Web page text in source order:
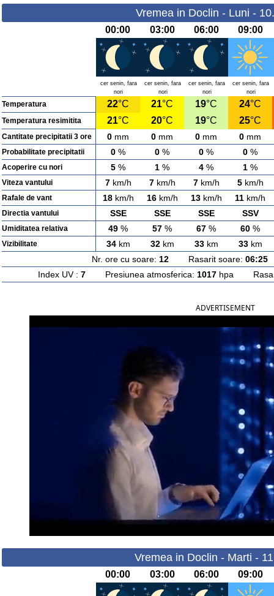
Vremea in Doclin - Luni -
00:00 03:00 06:00 09:00
cer senin, fara
nori
cer senin, fara
nori
cer senin, fara
nori
cer senin, fara
nori
Temperatura 22°C 21°C 19°C 24°C
Temperatura resimitita 21°C 20°C 19°C 25°C
Cantitate precipitatii 3 ore 0 mm 0 mm 0 mm 0 mm
Probabilitate precipitatii 0 % 0 % 0 % 0 %
Acoperire cu nori 5 % 1 % 4 % 1 %
Viteza vantului 7km/h 7km/h 7km/h 5km/h
Rafale de vant 18km/h 16km/h 13km/h 11 km/h
Directia vantului SSE SSE SSE SSV
Umiditatea relativa 49 % 57 % 67 % 60 %
Vizibilitate 34km 32km 33km 33km
Nr. ore cu soare: 12Rasarit soare: 06:25
Index UV : 7Presiunea atmosferica: 1017hpa
ADVERTISEMENT
Vremea in Doclin - Marti -
00:00 03:00 06:00 09:00